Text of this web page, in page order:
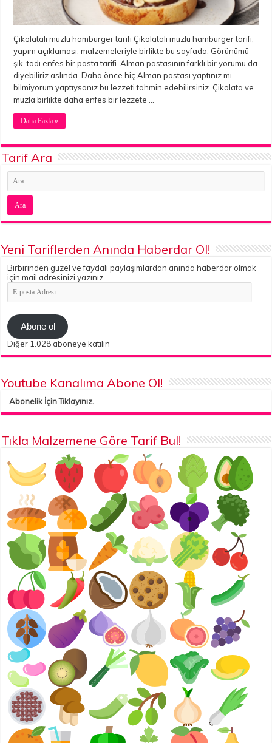
Çikolatalı muzlu hamburger tarifi Çikolatalı muzlu hamburger tarifi,
yapım açıklaması, malzemeleriyle birlikte bu sayfada. Görünümü
şık, tadı enfes bir pasta tarifi. Alman pastasının farklı bir yorumu da
diyebiliriz aslında. Daha önce hiç Alman pastası yaptınız mı
bilmiyorum yaptıysanız bu lezzeti tahmin edebilirsiniz. Çikolata ve
muzla birlikte daha enfes bir lezzete …
Daha Fazla »
Tarif Ara
Yeni Tariflerden Anında Haberdar Ol!
Birbirinden güzel ve faydalı paylaşımlardan anında haberdar olmak
için mail adresinizi yazınız.
E-
posta
Abone ol
Diğer 1.028 aboneye katılın
Youtube Kanalıma Abone Ol!
Abonelik İçin Tıklayınız.
Tıkla Malzemene Göre Tarif Bul!